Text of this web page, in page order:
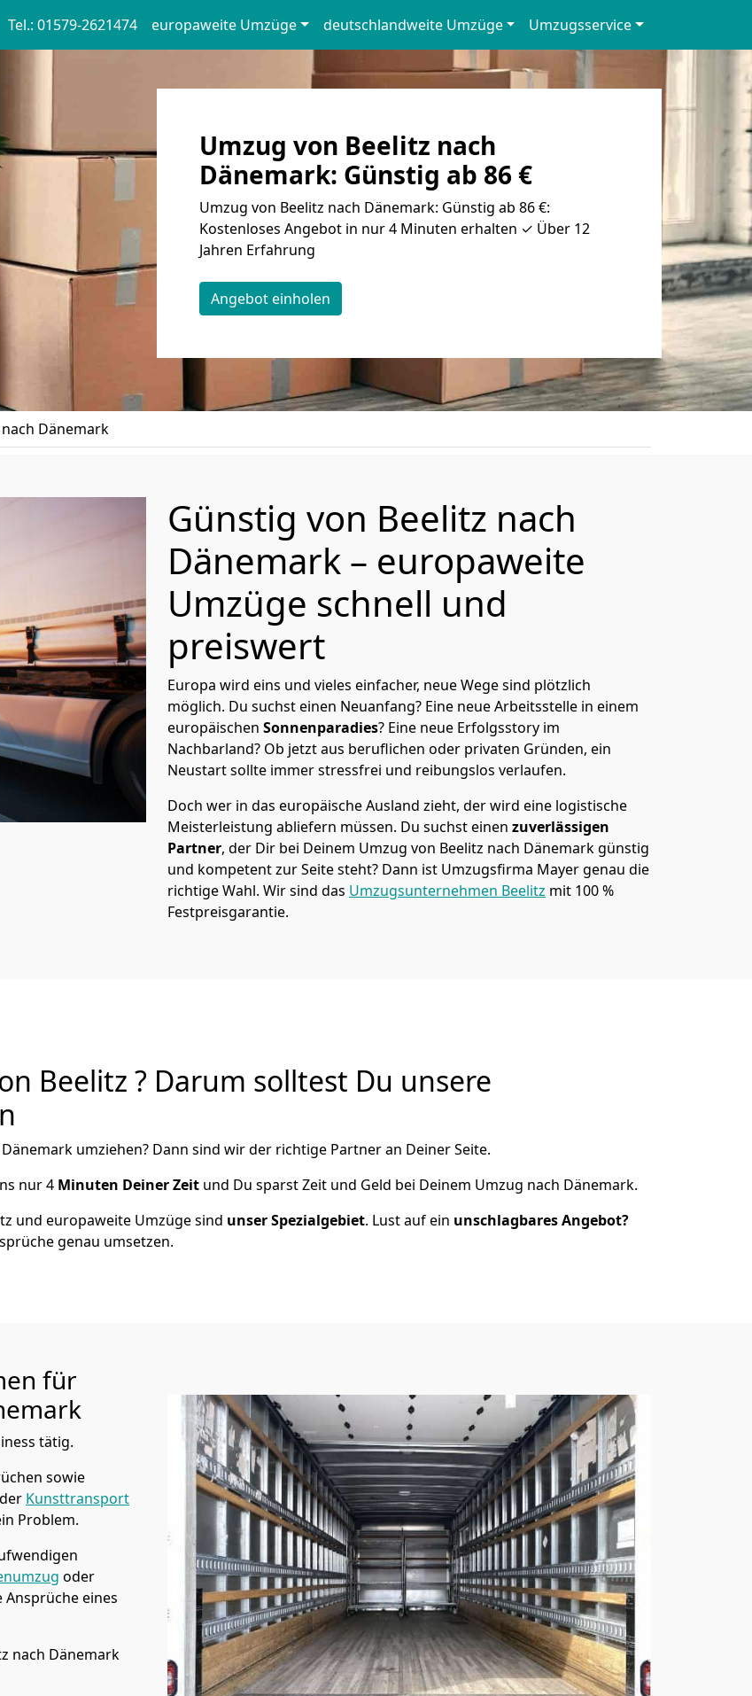
Tel.: 01579-2621474 europaweite Umzüge deutschlandweite Umzüge Umzugsservice
Umzug von Beelitz nach
Dänemark: Günstig ab 86 €
Umzug von Beelitz nach Dänemark: Günstig ab 86 €:
Kostenloses Angebot in nur 4 Minuten erhalten ✓ Über 12
Jahren Erfahrung
Angebot einholen
Dänemark
Günstig von Beelitz nach
Dänemark – europaweite
Umzüge schnell und
preiswert
Europa wird eins und vieles einfacher, neue Wege sind plötzlich
möglich. Du suchst einen Neuanfang? Eine neue Arbeitsstelle in einem
europäischen Sonnenparadies? Eine neue Erfolgsstory im
Nachbarland? Ob jetzt aus beruflichen oder privaten Gründen, ein
Neustart sollte immer stressfrei und reibungslos verlaufen.
Doch wer in das europäische Ausland zieht, der wird eine logistische
Meisterleistung abliefern müssen. Du suchst einen zuverlässigen
Partner, der Dir bei Deinem Umzug von Beelitz nach Dänemark günstig
und kompetent zur Seite steht? Dann ist Umzugsfirma Mayergenau die
richtige Wahl. Wir sind das Umzugsunternehmen Beelitz mit 100 %
Festpreisgarantie.
Beelitz ? Darum solltest Du unsere
umziehen? Dann sind wir der richtige Partner an Deiner Seite.
nur4 Minuten Deiner Zeit und Du sparst Zeit und Geld bei Deinem Umzug nach Dänemark.
und europaweite Umzüge sind unser Spezialgebiet. Lust auf ein unschlagbares Angebot?
genau umsetzen.
für
tätig.
sowie
Kunsttransport
Problem.
oder
eines
nach Dänemark